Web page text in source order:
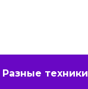
Разные техники